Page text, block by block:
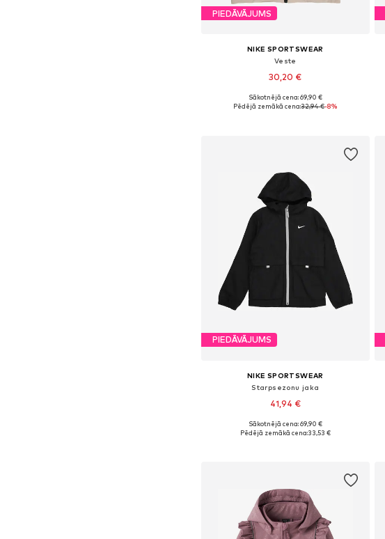
PIEDĀVĀJUMS
NIKE SPORTSWEAR
Veste
30,20 €
Sākotnējā cena: 69,90 €
Pēdējā zemākā cena:32,94 €-8%
PIEDĀVĀJUMS
NIKE SPORTSWEAR
Starpsezonu jaka
41,94 €
Sākotnējā cena: 69,90 €
Pēdējā zemākā cena:33,53 €